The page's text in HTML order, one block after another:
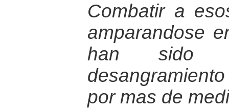
Combatir a
amparandose
han sido
por mas de